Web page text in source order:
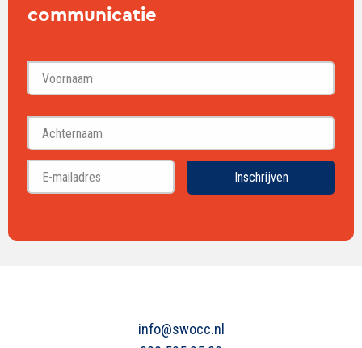
communicatie
Voornaam
Inschrijven
info@swocc.nl